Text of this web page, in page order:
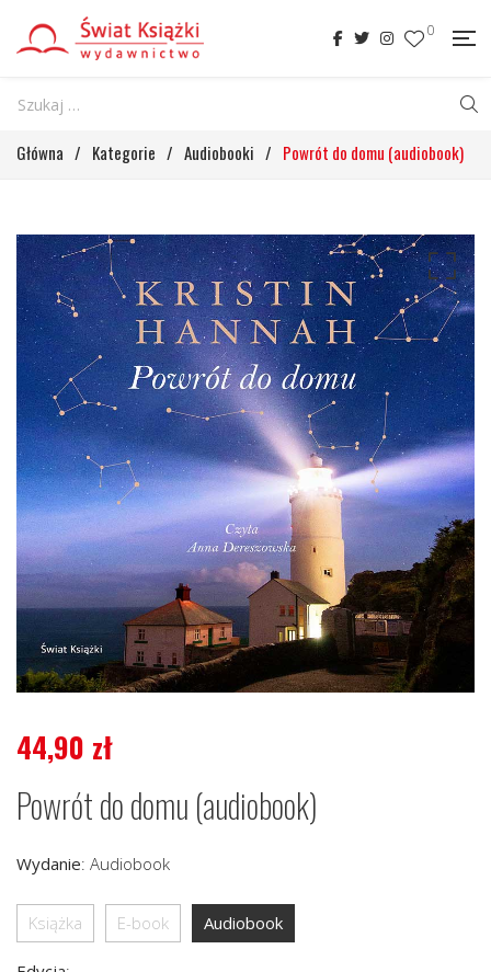
0
Główna / Kategorie / Audiobooki / Powrót do domu (audiobook)
44,90 zł
Powrót do domu (audiobook)
Wydanie: Audiobook
Książka E-book Audiobook